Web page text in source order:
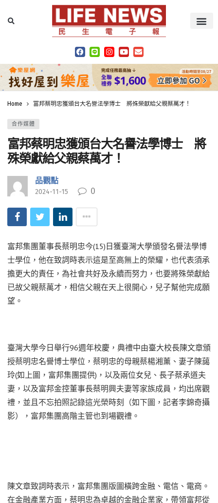
Home 富邦蔡明忠獲頒台大名譽法學博士 將殊榮獻給父親蔡萬才！
合作媒體
富邦蔡明忠獲頒台大名譽法學博士 將
殊榮獻給父親蔡萬才！
品觀點
2024-11-15 0
富邦集團董事長蔡明忠今(15)日獲臺灣大學頒發名譽法學博
士學位，他在致詞時表示這是至高無上的榮耀，也代表須承
擔更大的責任，為社會共好及永續而努力，也要將殊榮獻給
已故父親蔡萬才，相信父親在天上很開心，兒子幫他完成願
望。
臺灣大學今日舉行96週年校慶，典禮中由臺大校長陳文章頒
授蔡明忠名譽博士學位，蔡明忠的母親蔡楊湘薰、妻子陳藹
玲(如上圖，富邦集團提供)，以及兩位女兒、長子蔡承道夫
妻，以及富邦金控董事長蔡明興夫妻等家族成員，均出席觀
禮，並且不忘拍照記錄這光榮時刻（如下圖，記者李錦奇攝
影），富邦集團高階主管也到場觀禮。
陳文章致詞時表示，富邦集團版圖橫跨金融、電信、電商。
在金融產業方面，蔡明忠為卓越的金融企業家，帶領富邦從